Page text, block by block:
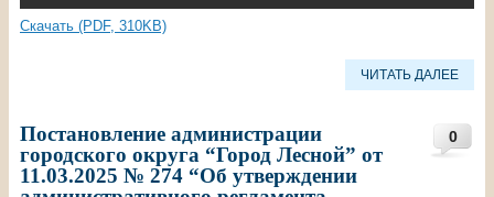
Скачать (PDF, 310KB)
ЧИТАТЬ ДАЛЕЕ
0
Постановление администрации
городского округа “Город Лесной” от
11.03.2025 № 274 “Об утверждении